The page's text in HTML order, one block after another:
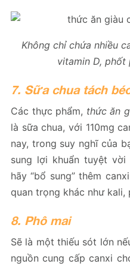
Không chỉ chứa nhiều
vitamin D, phốt
7. Sữa chua tách
Các thực phẩm, thức ăn
là sữa chua, với 110mg
nay, trong suy nghĩ của
sung lợi khuẩn tuyệt
hãy “bổ sung” thêm
quan trọng khác như
8. Phô mai
Sẽ là một thiếu sót lớn
nguồn cung cấp canxi